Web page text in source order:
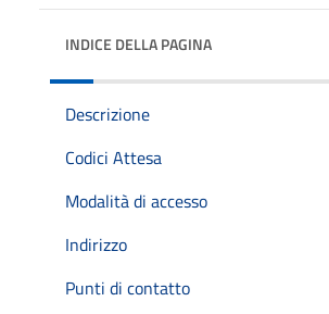
INDICE DELLA PAGINA
Descrizione
Codici Attesa
Modalità di accesso
Indirizzo
Punti di contatto